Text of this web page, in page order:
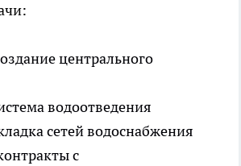
центрального
водоотведения
сетей водоснабжения
с